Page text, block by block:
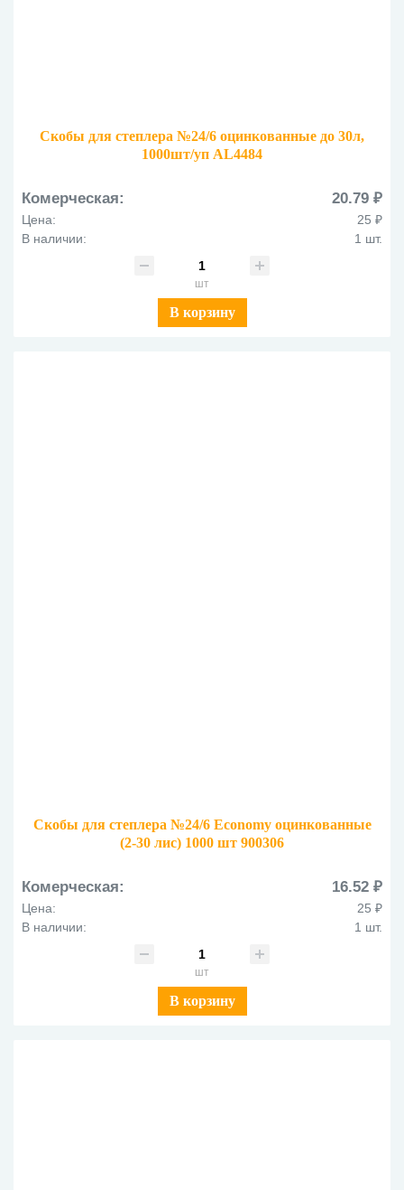
Скобы для степлера №24/6 оцинкованные до 30л,
1000шт/уп AL4484
Комерческая: 20.79 ₽
Цена:
25 ₽
В наличии:
1 шт.
шт
В корзину
Скобы для степлера №24/6 Economy оцинкованные
(2-30 лис) 1000 шт 900306
Комерческая: 16.52 ₽
Цена:
25 ₽
В наличии:
1 шт.
шт
В корзину